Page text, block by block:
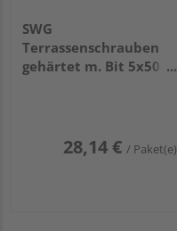
SWG
Terrassenschrauben
gehärtet m. Bit 5x50
28,14 € / Paket(e)